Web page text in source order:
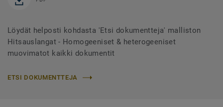
Löydät helposti kohdasta 'Etsi dokumentteja' malliston
Hitsauslangat - Homogeeniset & heterogeeniset
muovimatot kaikki dokumentit
ETSI DOKUMENTTEJA